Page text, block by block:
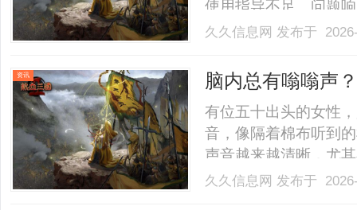
使用指导不足、问题
用效果。......
久久信息网 发布于
资讯 脑内总有嗡嗡声
有位五十出头的女性
音，像隔着棉布听到
声音越来越清晰，尤
尖锐，像电流声。伴
久久信息网 发布于